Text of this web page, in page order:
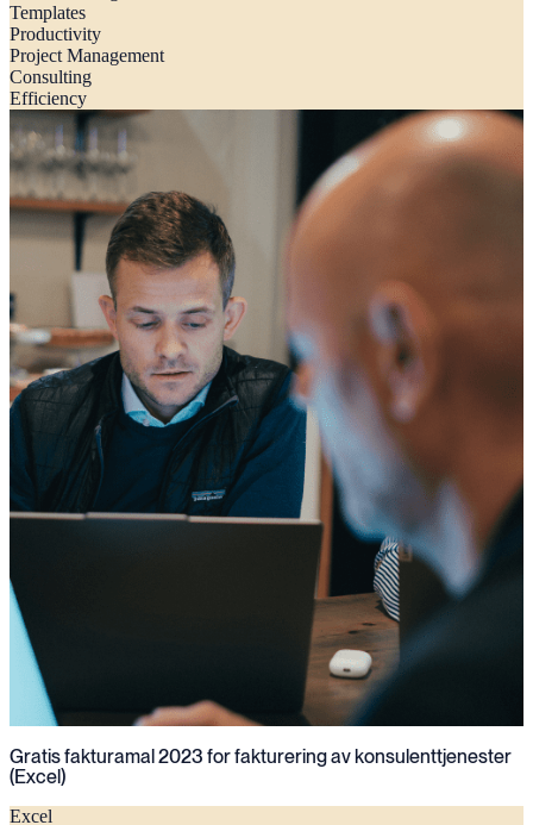
Templates
Productivity
Project Management
Consulting
Efficiency
Gratis fakturamal 2023 for fakturering av konsulenttjenester
(Excel)
Excel